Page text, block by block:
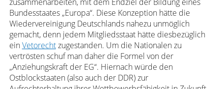
Bundesstaates „Europa“. Diese Konzeption hätte die
Wiedervereinigung Deutschlands nahezu unmöglich
gemacht, denn jedem Mitgliedsstaat hätte diesbezüglich
einVetorechtzugestanden. Um die Nationalen zu
vertrösten schuf man daher die Formel von der
„Anziehungskraft der EG“. Hiernach würde den
Ostblockstaaten (also auch der DDR) zur